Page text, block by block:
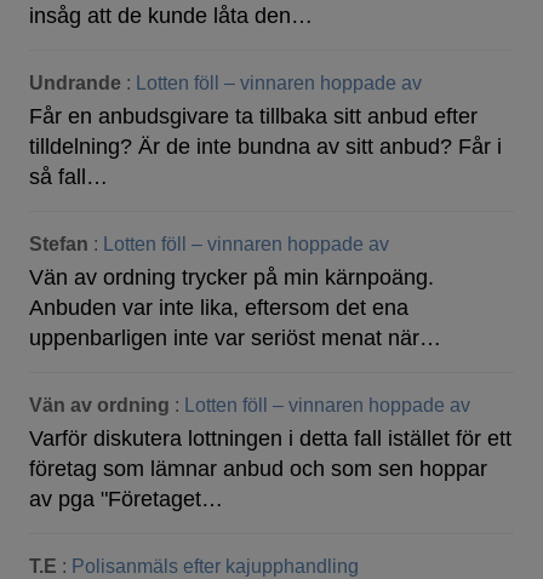
insåg att de kunde låta den…
Undrande : Lotten föll – vinnaren hoppade av
Får en anbudsgivare ta tillbaka sitt anbud efter
tilldelning? Är de inte bundna av sitt anbud? Får i
så fall…
Stefan : Lotten föll – vinnaren hoppade av
Vän av ordning trycker på min kärnpoäng.
Anbuden var inte lika, eftersom det ena
uppenbarligen inte var seriöst menat när…
Vän av ordning : Lotten föll – vinnaren hoppade av
Varför diskutera lottningen i detta fall istället för ett
företag som lämnar anbud och som sen hoppar
av pga "Företaget…
T.E : Polisanmäls efter kajupphandling